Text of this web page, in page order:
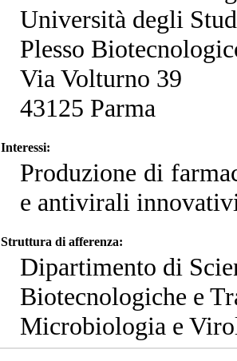
Università degli
Plesso
Via Volturno 39
43125 Parma
Interessi:
Produzione di
e antivirali
Struttura di afferenza:
Dipartimento di
Biotecnologiche e
Microbiologia e